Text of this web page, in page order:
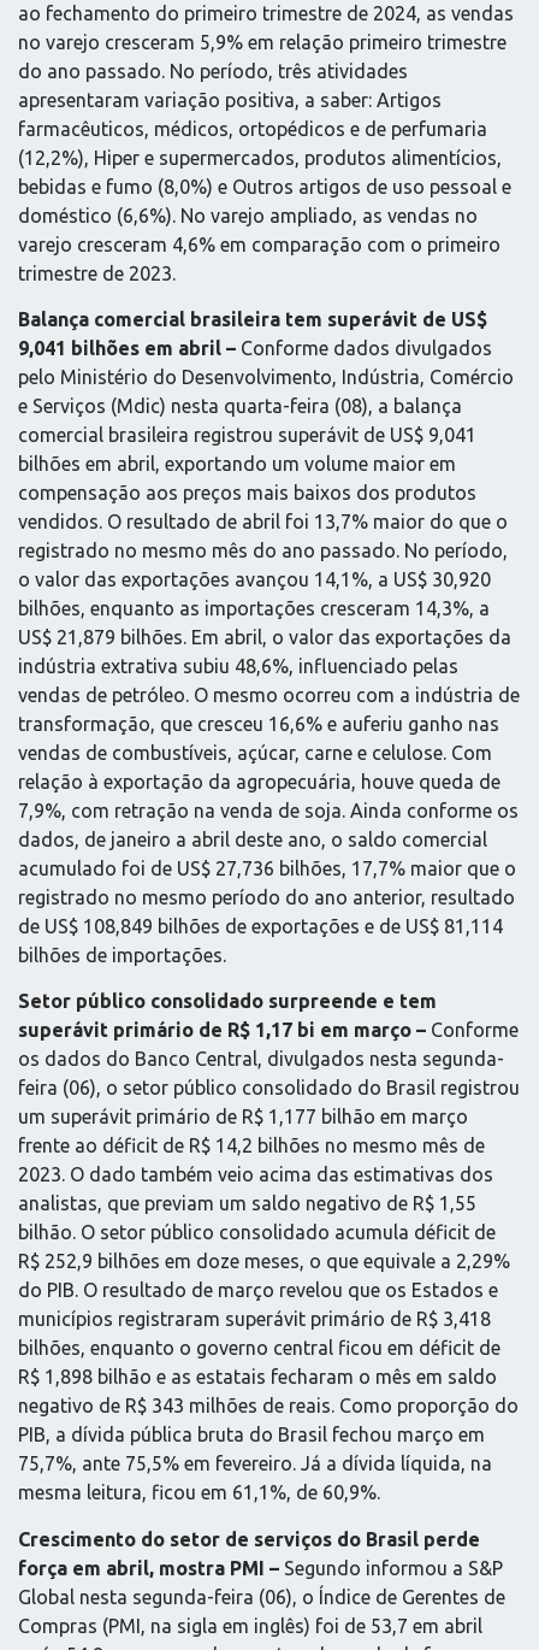
ao fechamento do primeiro trimestre de 2024, as vendas
no varejo cresceram 5,9% em relação primeiro trimestre
do ano passado. No período, três atividades
apresentaram variação positiva, a saber: Artigos
farmacêuticos, médicos, ortopédicos e de perfumaria
(12,2%), Hiper e supermercados, produtos alimentícios,
bebidas e fumo (8,0%) e Outros artigos de uso pessoal e
doméstico (6,6%). No varejo ampliado, as vendas no
varejo cresceram 4,6% em comparação com o primeiro
trimestre de 2023.
Balança comercial brasileira tem superávit de US$
9,041 bilhões em abril – Conforme dados divulgados
pelo Ministério do Desenvolvimento, Indústria, Comércio
e Serviços (Mdic) nesta quarta-feira (08), a balança
comercial brasileira registrou superávit de US$ 9,041
bilhões em abril, exportando um volume maior em
compensação aos preços mais baixos dos produtos
vendidos. O resultado de abril foi 13,7% maior do que o
registrado no mesmo mês do ano passado. No período,
o valor das exportações avançou 14,1%, a US$ 30,920
bilhões, enquanto as importações cresceram 14,3%, a
US$ 21,879 bilhões. Em abril, o valor das exportações da
indústria extrativa subiu 48,6%, influenciado pelas
vendas de petróleo. O mesmo ocorreu com a indústria de
transformação, que cresceu 16,6% e auferiu ganho nas
vendas de combustíveis, açúcar, carne e celulose. Com
relação à exportação da agropecuária, houve queda de
7,9%, com retração na venda de soja. Ainda conforme os
dados, de janeiro a abril deste ano, o saldo comercial
acumulado foi de US$ 27,736 bilhões, 17,7% maior que o
registrado no mesmo período do ano anterior, resultado
de US$ 108,849 bilhões de exportações e de US$ 81,114
bilhões de importações.
Setor público consolidado surpreende e tem
superávit primário de R$ 1,17 bi em março – Conforme
os dados do Banco Central, divulgados nesta segunda-
feira (06), o setor público consolidado do Brasil registrou
um superávit primário de R$ 1,177 bilhão em março
frente ao déficit de R$ 14,2 bilhões no mesmo mês de
2023. O dado também veio acima das estimativas dos
analistas, que previam um saldo negativo de R$ 1,55
bilhão. O setor público consolidado acumula déficit de
R$ 252,9 bilhões em doze meses, o que equivale a 2,29%
do PIB. O resultado de março revelou que os Estados e
municípios registraram superávit primário de R$ 3,418
bilhões, enquanto o governo central ficou em déficit de
R$ 1,898 bilhão e as estatais fecharam o mês em saldo
negativo de R$ 343 milhões de reais. Como proporção do
PIB, a dívida pública bruta do Brasil fechou março em
75,7%, ante 75,5% em fevereiro. Já a dívida líquida, na
mesma leitura, ficou em 61,1%, de 60,9%.
Crescimento do setor de serviços do Brasil perde
força em abril, mostra PMI – Segundo informou a S&P
Global nesta segunda-feira (06), o Índice de Gerentes de
Compras (PMI, na sigla em inglês) foi de 53,7 em abril